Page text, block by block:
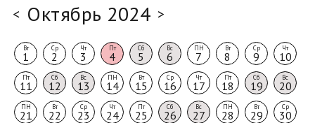
< Октябрь 2024 >
Вт
1
Ср
2
Чт
3
Пт
4
Сб
5
Вс
6
ПН
7
Вт
8
Ср
9
Чт
10
Пт
11
Сб
12
Вс
13
ПН
14
Вт
15
Ср
16
Чт
17
Пт
18
Сб
19
Вс
20
ПН
21
Вт
22
Ср
23
Чт
24
Пт
25
Сб
26
Вс
27
ПН
28
Вт
29
Ср
30